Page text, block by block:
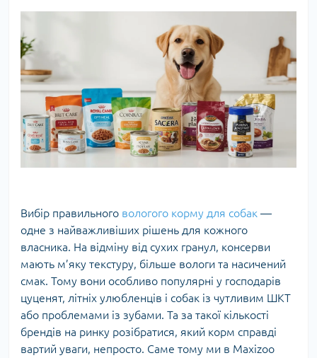
Вибір правильного вологого корму для собак —
одне з найважливіших рішень для кожного
власника. На відміну від сухих гранул, консерви
мають м’яку текстуру, більше вологи та насичений
смак. Тому вони особливо популярні у господарів
цуценят, літніх улюбленців і собак із чутливим ШКТ
або проблемами із зубами. Та за такої кількості
брендів на ринку розібратися, який корм справді
вартий уваги, непросто. Саме тому ми в Maxizoo